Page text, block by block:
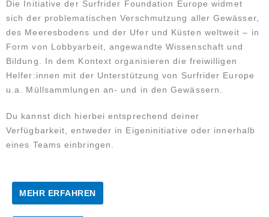
Die Initiative der Surfrider Foundation Europe widmet
sich der problematischen Verschmutzung aller Gewässer,
des Meeresbodens und der Ufer und Küsten weltweit – in
Form von Lobbyarbeit, angewandte Wissenschaft und
Bildung. In dem Kontext organisieren die freiwilligen
Helfer:innen mit der Unterstützung von Surfrider Europe
u.a. Müllsammlungen an- und in den Gewässern.
Du kannst dich hierbei entsprechend deiner
Verfügbarkeit, entweder in Eigeninitiative oder innerhalb
eines Teams einbringen.
MEHR ERFAHREN